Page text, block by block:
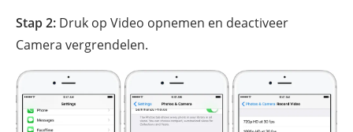
Stap 2: Druk op Video opnemen en deactiveer
Camera vergrendelen.